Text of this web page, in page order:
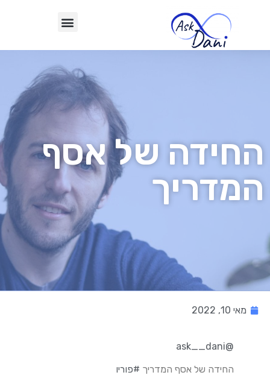
החידה של אסף
המדריך
מאי 10, 2022
@ask__dani
החידה של אסף המדריך #פוריו